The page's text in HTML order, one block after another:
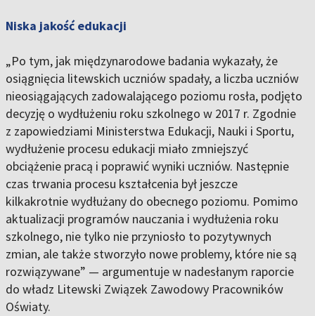
Niska jakość edukacji
„Po tym, jak międzynarodowe badania wykazały, że
osiągnięcia litewskich uczniów spadały, a liczba uczniów
nieosiągających zadowalającego poziomu rosła, podjęto
decyzję o wydłużeniu roku szkolnego w 2017 r. Zgodnie
z zapowiedziami Ministerstwa Edukacji, Nauki i Sportu,
wydłużenie procesu edukacji miało zmniejszyć
obciążenie pracą i poprawić wyniki uczniów. Następnie
czas trwania procesu kształcenia był jeszcze
kilkakrotnie wydłużany do obecnego poziomu. Pomimo
aktualizacji programów nauczania i wydłużenia roku
szkolnego, nie tylko nie przyniosło to pozytywnych
zmian, ale także stworzyło nowe problemy, które nie są
rozwiązywane” — argumentuje w nadesłanym raporcie
do władz Litewski Związek Zawodowy Pracowników
Oświaty.